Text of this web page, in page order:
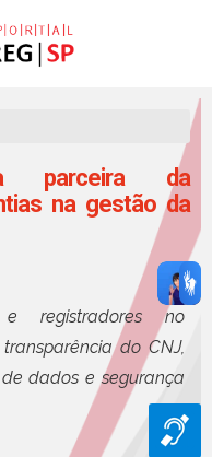
parceira da
na gestão da
registradores no
do CNJ,
dados e segurança